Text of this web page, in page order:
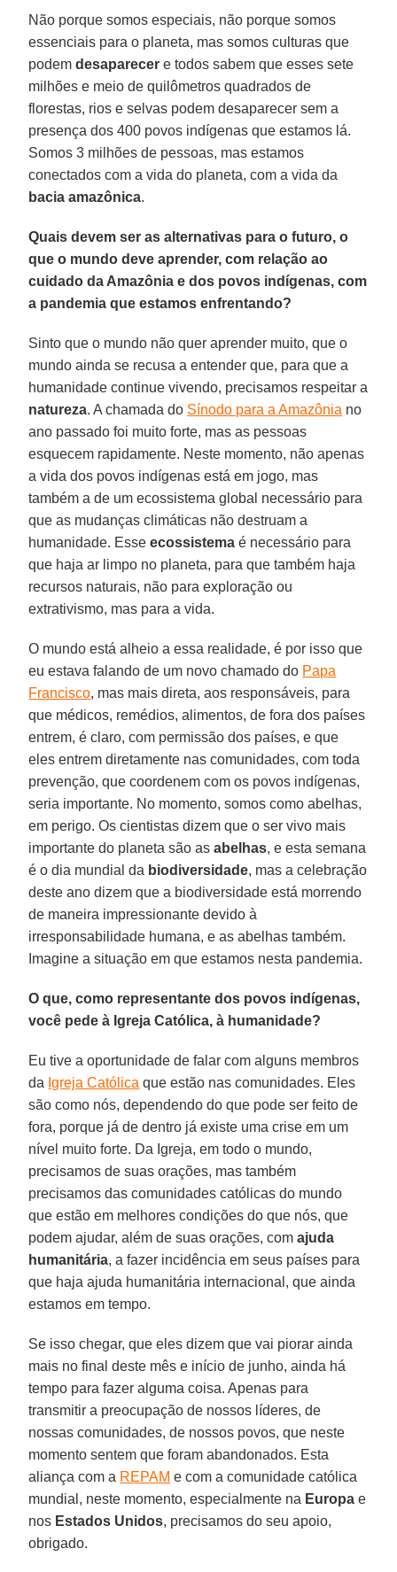
Não porque somos especiais, não porque somos
essenciais para o planeta, mas somos culturas que
podemdesaparecer e todos sabem que esses sete
milhões e meio de quilômetros quadrados de
florestas, rios e selvas podem desaparecer sem a
presença dos 400 povos indígenas que estamos lá.
Somos 3 milhões de pessoas, mas estamos
conectados com a vida do planeta, com a vida da
bacia amazônica.
Quais devem ser as alternativas para o futuro, o
que o mundo deve aprender, com relação ao
cuidado da Amazônia e dos povos indígenas, com
a pandemia que estamos enfrentando?
Sinto que o mundo não quer aprender muito, que o
mundo ainda se recusa a entender que, para que a
humanidade continue vivendo, precisamos respeitar a
natureza. A chamada do Sínodo para a Amazônia no
ano passado foi muito forte, mas as pessoas
esquecem rapidamente. Neste momento, não apenas
a vida dos povos indígenas está em jogo, mas
também a de um ecossistema global necessário para
que as mudanças climáticas não destruam a
humanidade. Esseecossistema é necessário para
que haja ar limpo no planeta, para que também haja
recursos naturais, não para exploração ou
extrativismo, mas para a vida.
O mundo está alheio a essa realidade, é por isso que
eu estava falando de um novo chamado do Papa
Francisco, mas mais direta, aos responsáveis, para
que médicos, remédios, alimentos, de fora dos países
entrem, é claro, com permissão dos países, e que
eles entrem diretamente nas comunidades, com toda
prevenção, que coordenem com os povos indígenas,
seria importante. No momento, somos como abelhas,
em perigo. Os cientistas dizem que o ser vivo mais
importante do planeta são asabelhas, e esta semana
é o dia mundial da biodiversidade, mas a celebração
deste ano dizem que a biodiversidade está morrendo
de maneira impressionante devido à
irresponsabilidade humana, e as abelhas também.
Imagine a situação em que estamos nesta pandemia.
O que, como representante dos povos indígenas,
você pede à Igreja Católica, à humanidade?
Eu tive a oportunidade de falar com alguns membros
da Igreja Católica que estão nas comunidades. Eles
são como nós, dependendo do que pode ser feito de
fora, porque já de dentro já existe uma crise em um
nível muito forte. Da Igreja, em todo o mundo,
precisamos de suas orações, mas também
precisamos das comunidades católicas do mundo
que estão em melhores condições do que nós, que
podem ajudar, além de suas orações, comajuda
humanitária, a fazer incidência em seus países para
que haja ajuda humanitária internacional, que ainda
estamos em tempo.
Se isso chegar, que eles dizem que vai piorar ainda
mais no final deste mês e início de junho, ainda há
tempo para fazer alguma coisa. Apenas para
transmitir a preocupação de nossos líderes, de
nossas comunidades, de nossos povos, que neste
momento sentem que foram abandonados. Esta
aliança com a REPAM e com a comunidade católica
mundial, neste momento, especialmente na Europa e
nos Estados Unidos, precisamos do seu apoio,
obrigado.